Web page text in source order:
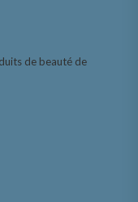
de beauté de